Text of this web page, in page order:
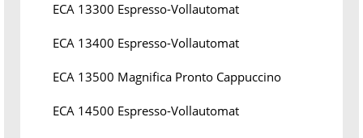
ECA 13300 Espresso-Vollautomat
ECA 13400 Espresso-Vollautomat
ECA 13500 Magnifica Pronto Cappuccino
ECA 14500 Espresso-Vollautomat